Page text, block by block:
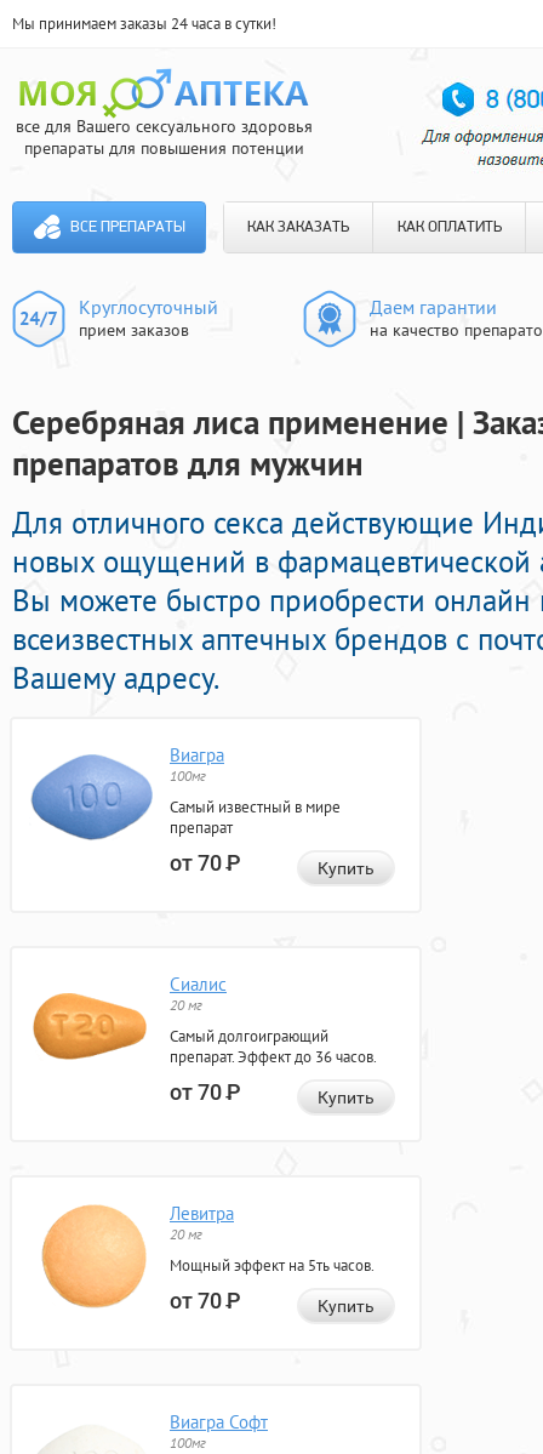
Мы принимаем заказы 24 часа в сутки!
все для Вашего сексуального здоровья
препараты для повышения потенции
ВСЕ ПРЕПАРАТЫ КАК ЗАКАЗАТЬ КАК ОПЛАТИТЬ
Круглосуточный
прием заказов
Даем гарантии
на качество
Серебряная лиса применение |
препаратов для мужчин
Для отличного секса действующие
новых ощущений в фармацевтической
Вы можете быстро приобрести онлайн
всеизвестных аптечных брендов с
Вашему адресу.
Виагра
100мг
Самый известный в мире
препарат
от 70Р Купить
Сиалис
20 мг
Самый долгоиграющий
препарат. Эффект до 36 часов.
от 70Р Купить
Левитра
20 мг
Мощный эффект на 5ть часов.
от 70Р Купить
Виагра Софт
100мг